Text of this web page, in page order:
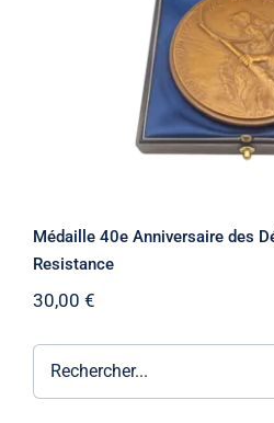
Médaille 40e Anniversaire des
Resistance
30,00 €